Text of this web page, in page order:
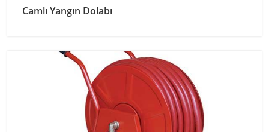
Camlı Yangın Dolabı